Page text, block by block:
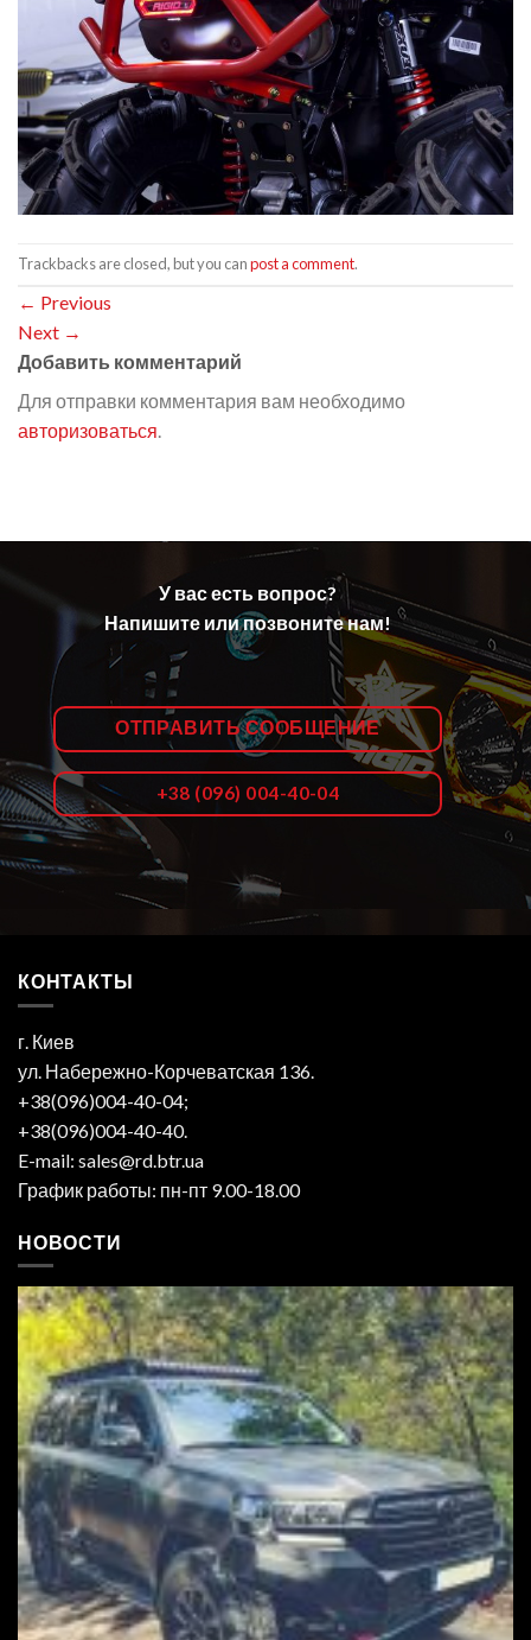
Trackbacks are closed, but you canpost a comment.
← Previous
Next →
Добавить комментарий
Для отправки комментария вам необходимо
авторизоваться
У вас есть вопрос?
Напишите или позвоните нам!
ОТПРАВИТЬ СООБЩЕНИЕ
+38 (096) 004-40-04
КОНТАКТЫ
г. Киев
ул. Набережно-Корчеватская 136.
+38(096)004-40-04;
+38(096)004-40-40.
E-mail: sales@rd.btr.ua
График работы: пн-пт 9.00-18.00
НОВОСТИ